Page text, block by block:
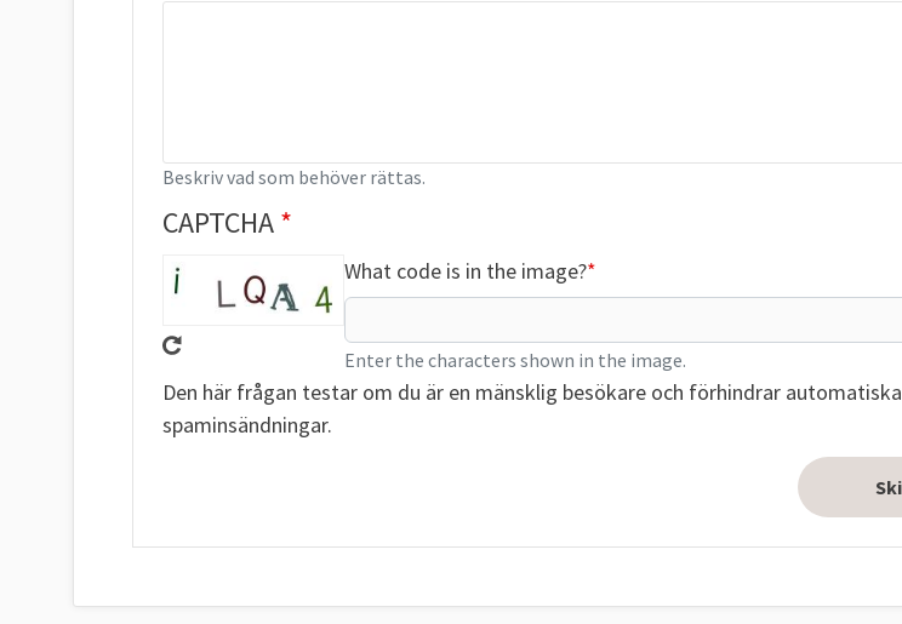
Beskriv vad som behöver rättas.
CAPTCHA
What code is in the image?
Enter the characters shown in the image.
Den här frågan testar om du är en mänsklig besökare och förhindrar automatiska
spaminsändningar.